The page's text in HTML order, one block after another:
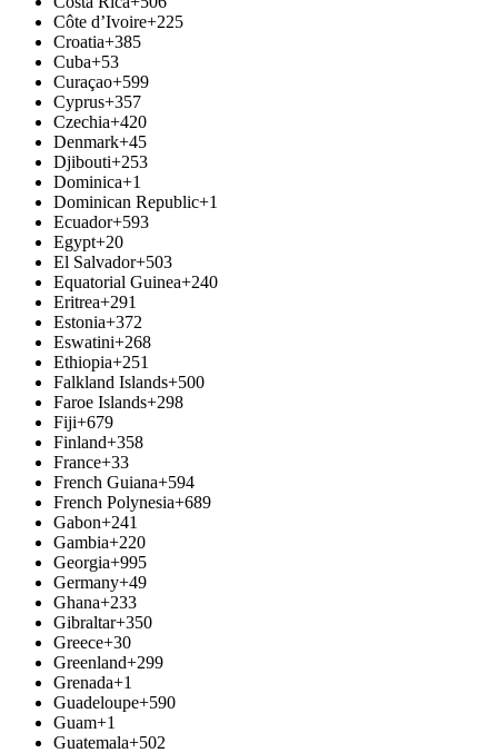
Côte d’Ivoire+225
Croatia+385
Cuba+53
Curaçao+599
Cyprus+357
Czechia+420
Denmark+45
Djibouti+253
Dominica+1
Dominican Republic+1
Ecuador+593
Egypt+20
El Salvador+503
Equatorial Guinea+240
Eritrea+291
Estonia+372
Eswatini+268
Ethiopia+251
Falkland Islands+500
Faroe Islands+298
Fiji+679
Finland+358
France+33
French Guiana+594
French Polynesia+689
Gabon+241
Gambia+220
Georgia+995
Germany+49
Ghana+233
Gibraltar+350
Greece+30
Greenland+299
Grenada+1
Guadeloupe+590
Guam+1
Guatemala+502